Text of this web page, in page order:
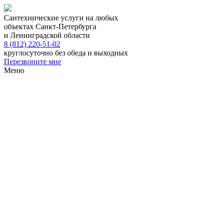
Сантехнические услуги на любых
объектах Санкт-Петербурга
и Ленинградской области
8 (812) 220-51-02
круглосуточно без обеда и выходных
Перезвоните мне
Меню